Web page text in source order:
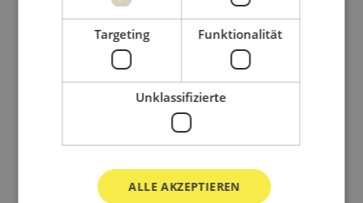
Google Karte
Targeting Funktionalität
Unklassifizierte
ALLE AKZEPTIEREN